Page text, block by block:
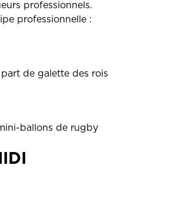
professionnels.
professionnelle :
de galette des rois
ballons de rugby